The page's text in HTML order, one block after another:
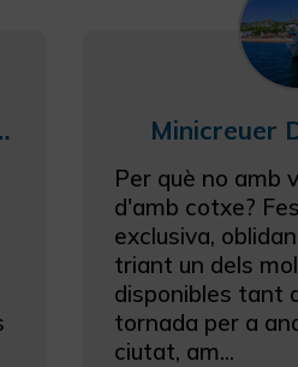
vela amb dinar Minicreuer
Per què no amb
d'amb cotxe?
exclusiva,
triant un dels
disponibles tant
tornada per a
ciutat, am...